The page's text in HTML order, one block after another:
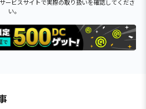
ービスサイトで実際の取り扱いを確認してくださ
い。